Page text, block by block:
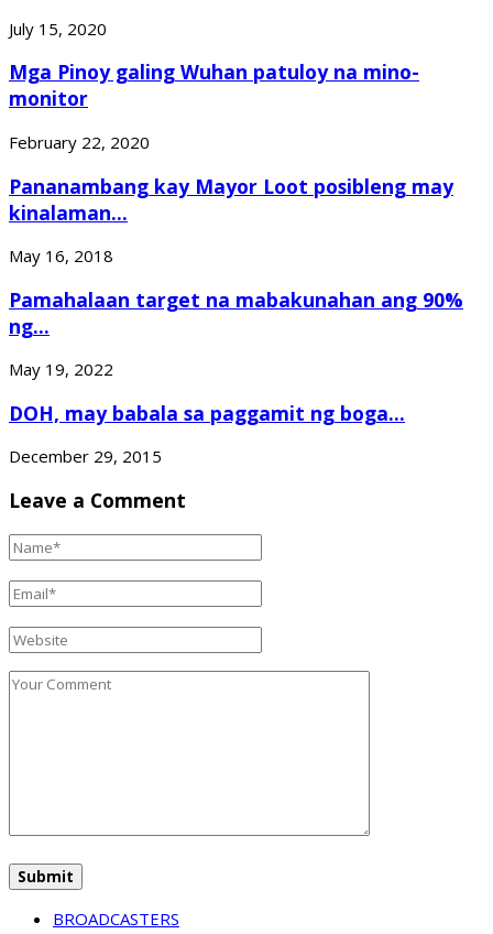
July 15, 2020
Mga Pinoy galing Wuhan patuloy na mino-
monitor
February 22, 2020
Pananambang kay Mayor Loot posibleng may
kinalaman...
May 16, 2018
Pamahalaan target na mabakunahan ang 90%
ng...
May 19, 2022
DOH, may babala sa paggamit ng boga...
December 29, 2015
Leave a Comment
BROADCASTERS